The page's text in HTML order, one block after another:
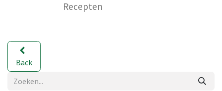
Recepten
Back